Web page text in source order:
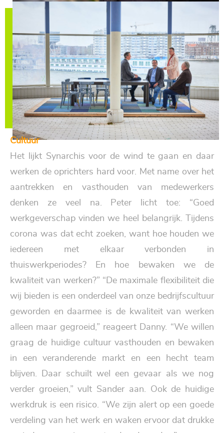
Cultuur
Het lijkt Synarchis voor de wind te gaan en daar
werken de oprichters hard voor. Met name over het
aantrekken en vasthouden van medewerkers
denken ze veel na. Peter licht toe: “Goed
werkgeverschap vinden we heel belangrijk. Tijdens
corona was dat echt zoeken, want hoe houden we
iedereen met elkaar verbonden in
thuiswerkperiodes? En hoe bewaken we de
kwaliteit van werken?” “De maximale flexibiliteit die
wij bieden is een onderdeel van onze bedrijfscultuur
geworden en daarmee is de kwaliteit van werken
alleen maar gegroeid,” reageert Danny. “We willen
graag de huidige cultuur vasthouden en bewaken
in een veranderende markt en een hecht team
blijven. Daar schuilt wel een gevaar als we nog
verder groeien,” vult Sander aan. Ook de huidige
werkdruk is een risico. “We zijn alert op een goede
verdeling van het werk en waken ervoor dat drukke